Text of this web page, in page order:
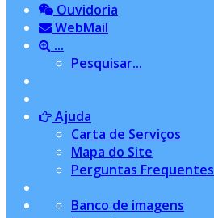
Ouvidoria
WebMail
...
Pesquisar...
Ajuda
Carta de Serviços
Mapa do Site
Perguntas Frequentes
Banco de imagens